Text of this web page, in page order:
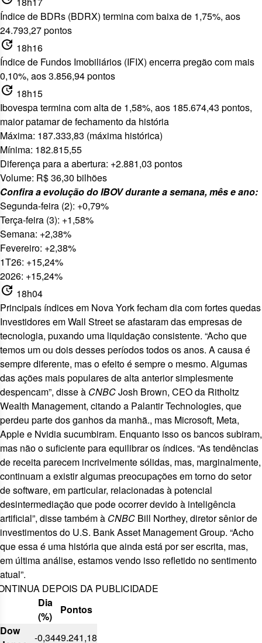
Índice de BDRs (BDRX) termina com baixa de 1,75%, aos
24.793,27 pontos
update 18h16
Índice de Fundos Imobiliários (IFIX) encerra pregão com mais
0,10%, aos 3.856,94 pontos
update 18h15
Ibovespa termina com alta de 1,58%, aos 185.674,43 pontos,
maior patamar de fechamento da história
Máxima: 187.333,83 (máxima histórica)
Mínima: 182.815,55
Diferença para a abertura: +2.881,03 pontos
Volume: R$ 36,30 bilhões
Confira a evolução do IBOV durante a semana, mês e ano:
Segunda-feira (2): +0,79%
Terça-feira (3): +1,58%
Semana: +2,38%
Fevereiro: +2,38%
1T26: +15,24%
2026: +15,24%
update 18h04
Principais índices em Nova York fecham dia com fortes quedas
Investidores em Wall Street se afastaram das empresas de
tecnologia, puxando uma liquidação consistente. “Acho que
temos um ou dois desses períodos todos os anos. A causa é
sempre diferente, mas o efeito é sempre o mesmo. Algumas
das ações mais populares de alta anterior simplesmente
despencam”, disse à CNBCJosh Brown, CEO da Ritholtz
Wealth Management, citando a Palantir Technologies, que
perdeu parte dos ganhos da manhã., mas Microsoft, Meta,
Apple e Nvidia sucumbiram. Enquanto isso os bancos subiram,
mas não o suficiente para equilibrar os índices. “As tendências
de receita parecem incrivelmente sólidas, mas, marginalmente,
continuam a existir algumas preocupações em torno do setor
de software, em particular, relacionadas à potencial
desintermediação que pode ocorrer devido à inteligência
artificial”, disse também à CNBC Bill Northey, diretor sênior de
investimentos do U.S. Bank Asset Management Group. “Acho
que essa é uma história que ainda está por ser escrita, mas,
em última análise, estamos vendo isso refletido no sentimento
atual”.
DEPOIS DA PUBLICIDADE
Dia
(%)
Pontos
Dow
-0,3449.241,18